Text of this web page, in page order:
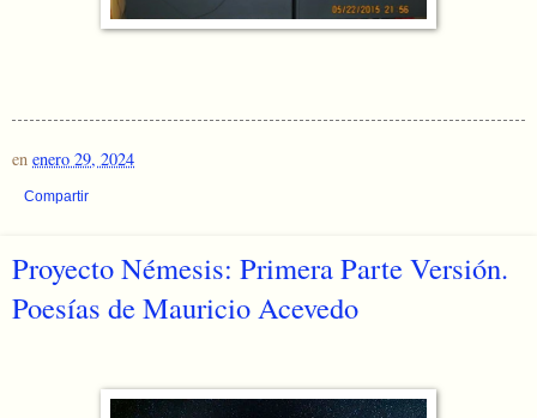
en enero 29, 2024
Compartir
Proyecto Némesis: Primera Parte Versión.
Poesías de Mauricio Acevedo